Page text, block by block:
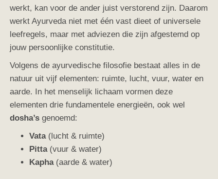
werkt, kan voor de ander juist verstorend zijn. Daarom
werkt Ayurveda niet met één vast dieet of universele
leefregels, maar met adviezen die zijn afgestemd op
jouw persoonlijke constitutie.
Volgens de ayurvedische filosofie bestaat alles in de
natuur uit vijf elementen: ruimte, lucht, vuur, water en
aarde. In het menselijk lichaam vormen deze
elementen drie fundamentele energieën, ook wel
dosha’s genoemd:
Vata(lucht & ruimte)
Pitta(vuur & water)
Kapha(aarde & water)